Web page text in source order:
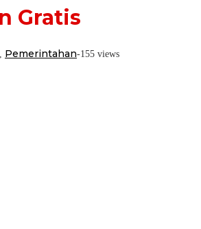
Gratis
Pemerintahan-155 views